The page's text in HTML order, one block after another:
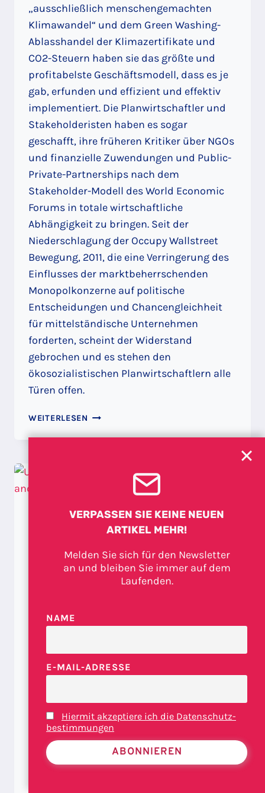
„ausschließlich menschengemachten
Klimawandel“ und dem Green Washing-
Ablasshandel der Klimazertifikate und
CO2-Steuern haben sie das größte und
profitabelste Geschäftsmodell, dass es je
gab, erfunden und effizient und effektiv
implementiert. Die Planwirtschaftler und
Stakeholderisten haben es sogar
geschafft, ihre früheren Kritiker über NGOs
und finanzielle Zuwendungen und Public-
Private-Partnerships nach dem
Stakeholder-Modell des World Economic
Forums in totale wirtschaftliche
Abhängigkeit zu bringen. Seit der
Niederschlagung der Occupy Wallstreet
Bewegung, 2011, die eine Verringerung des
Einflusses der marktbeherrschenden
Monopolkonzerne auf politische
Entscheidungen und Chancengleichheit
für mittelständische Unternehmen
forderten, scheint der Widerstand
gebrochen und es stehen den
ökosozialistischen Planwirtschaftlern alle
Türen offen.
WEITERLESEN AM
ENTSCHIEDEN
Unser Geld ist nicht weg –
Walter Schönthaler 11. Juli 2026
Österreichs Wirtschaft hat in 4 Jahren 175
Milliarden an Bruttoinlandsprodukt, die
VERPASSEN SIE KEINE NEUEN
ARTIKEL MEHR!
Melden Sie sich für den Newsletter
an und bleiben Sie immer auf dem
Laufenden.
NAME
E-MAIL-ADRESSE
Hiermit akzeptiere ich die Datenschutz­
bestimmungen